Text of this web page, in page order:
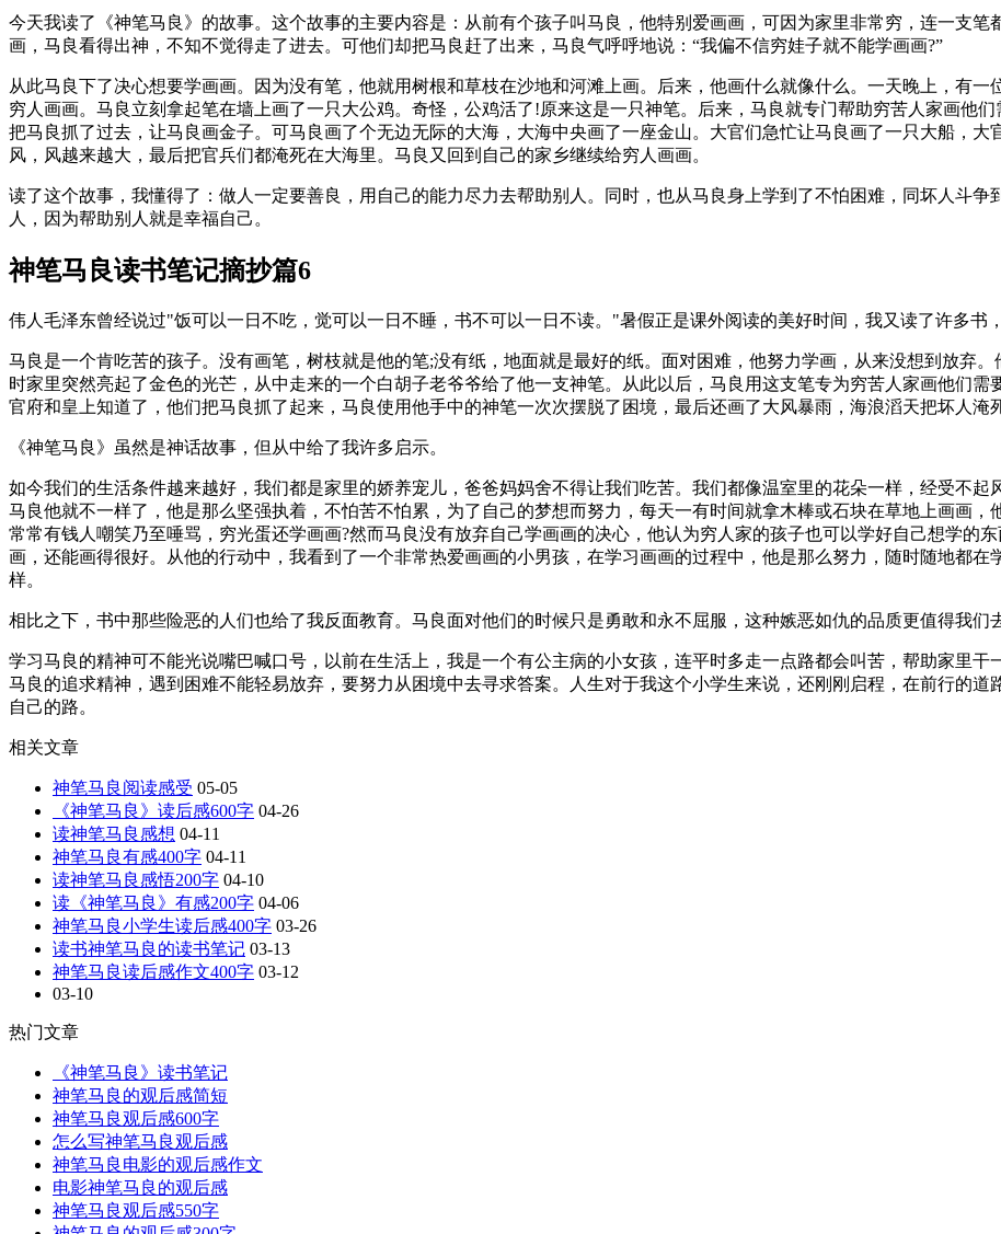
今天我读了《神笔马良》的故事。这个故事的主要内容是：从前有个孩子叫马良，他特别爱画画，可因为家里非常穷，连一支
画，马良看得出神，不知不觉得走了进去。可他们却把马良赶了出来，马良气呼呼地说：“我偏不信穷娃子就不能学画画?”
从此马良下了决心想要学画画。因为没有笔，他就用树根和草枝在沙地和河滩上画。后来，他画什么就像什么。一天晚上，有
穷人画画。马良立刻拿起笔在墙上画了一只大公鸡。奇怪，公鸡活了!原来这是一只神笔。后来，马良就专门帮助穷苦人家画他
把马良抓了过去，让马良画金子。可马良画了个无边无际的大海，大海中央画了一座金山。大官们急忙让马良画了一只大船，
风，风越来越大，最后把官兵们都淹死在大海里。马良又回到自己的家乡继续给穷人画画。
读了这个故事，我懂得了：做人一定要善良，用自己的能力尽力去帮助别人。同时，也从马良身上学到了不怕困难，同坏人斗
人，因为帮助别人就是幸福自己。
神笔马良读书笔记摘抄篇6
伟人毛泽东曾经说过"饭可以一日不吃，觉可以一日不睡，书不可以一日不读。"暑假正是课外阅读的美好时间，我又读了许多书
马良是一个肯吃苦的孩子。没有画笔，树枝就是他的笔;没有纸，地面就是最好的纸。面对困难，他努力学画，从来没想到放弃
时家里突然亮起了金色的光芒，从中走来的一个白胡子老爷爷给了他一支神笔。从此以后，马良用这支笔专为穷苦人家画他们
官府和皇上知道了，他们把马良抓了起来，马良使用他手中的神笔一次次摆脱了困境，最后还画了大风暴雨，海浪滔天把坏人淹
《神笔马良》虽然是神话故事，但从中给了我许多启示。
如今我们的生活条件越来越好，我们都是家里的娇养宠儿，爸爸妈妈舍不得让我们吃苦。我们都像温室里的花朵一样，经受不起
马良他就不一样了，他是那么坚强执着，不怕苦不怕累，为了自己的梦想而努力，每天一有时间就拿木棒或石块在草地上画画
常常有钱人嘲笑乃至唾骂，穷光蛋还学画画?然而马良没有放弃自己学画画的决心，他认为穷人家的孩子也可以学好自己想学的
画，还能画得很好。从他的行动中，我看到了一个非常热爱画画的小男孩，在学习画画的过程中，他是那么努力，随时随地都
样。
相比之下，书中那些险恶的人们也给了我反面教育。马良面对他们的时候只是勇敢和永不屈服，这种嫉恶如仇的品质更值得我们
学习马良的精神可不能光说嘴巴喊口号，以前在生活上，我是一个有公主病的小女孩，连平时多走一点路都会叫苦，帮助家里
马良的追求精神，遇到困难不能轻易放弃，要努力从困境中去寻求答案。人生对于我这个小学生来说，还刚刚启程，在前行的
自己的路。
相关文章
神笔马良阅读感受 05-05
《神笔马良》读后感600字 04-26
读神笔马良感想 04-11
神笔马良有感400字 04-11
读神笔马良感悟200字 04-10
读《神笔马良》有感200字 04-06
神笔马良小学生读后感400字 03-26
读书神笔马良的读书笔记 03-13
神笔马良读后感作文400字 03-12
03-10
热门文章
《神笔马良》读书笔记
神笔马良的观后感简短
神笔马良观后感600字
怎么写神笔马良观后感
神笔马良电影的观后感作文
电影神笔马良的观后感
神笔马良观后感550字